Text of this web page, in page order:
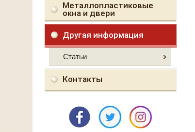
Металлопластиковые
окна и двери
Другая информация
Статьи
Контакты